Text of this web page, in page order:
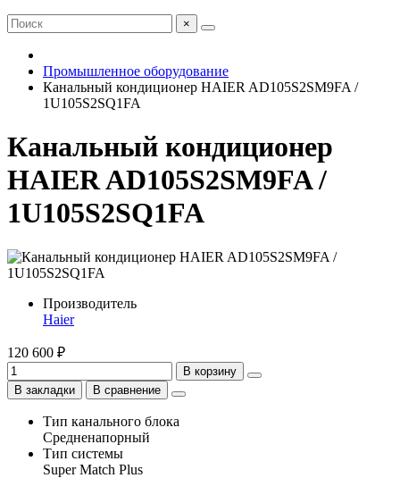
×
Промышленное оборудование
Канальный кондиционер HAIER AD105S2SM9FA /
1U105S2SQ1FA
Канальный кондиционер
HAIER AD105S2SM9FA /
1U105S2SQ1FA
Производитель
Haier
120 600 ₽
В корзину
В закладки
В сравнение
Тип канального блока
Средненапорный
Тип системы
Super Match Plus